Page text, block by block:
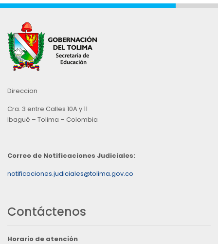
Direccion
Cra. 3 entre Calles 10A y 11
Ibagué – Tolima – Colombia
Correo de Notificaciones Judiciales:
notificaciones.judiciales@tolima.gov.co
Contáctenos
Horario de atención